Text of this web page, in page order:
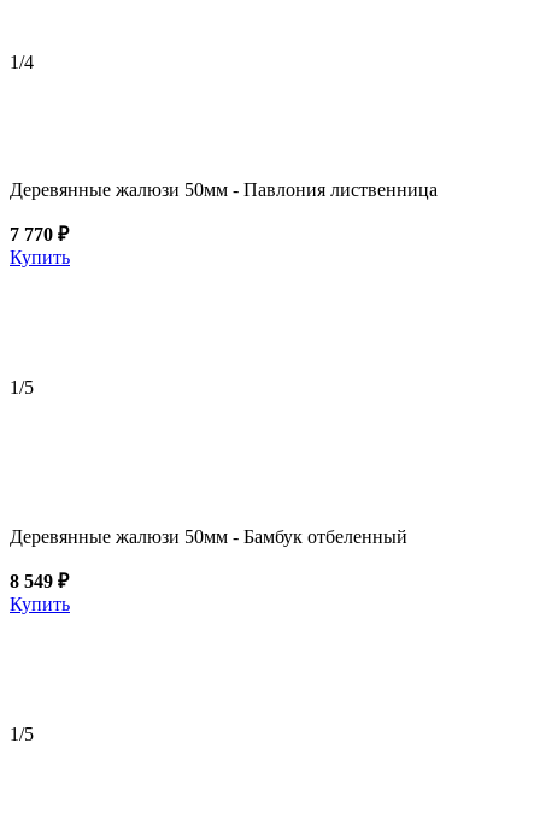
1/4
Деревянные жалюзи 50мм - Павлония лиственница
7 770 ₽
Купить
1/5
Деревянные жалюзи 50мм - Бамбук отбеленный
8 549 ₽
Купить
1/5